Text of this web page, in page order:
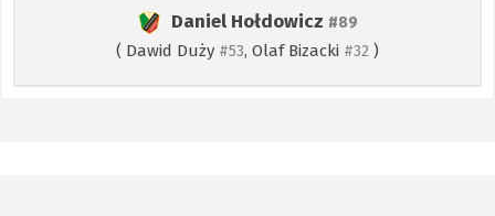
Daniel Hołdowicz #89
( Dawid Duży #53, Olaf Bizacki #32 )